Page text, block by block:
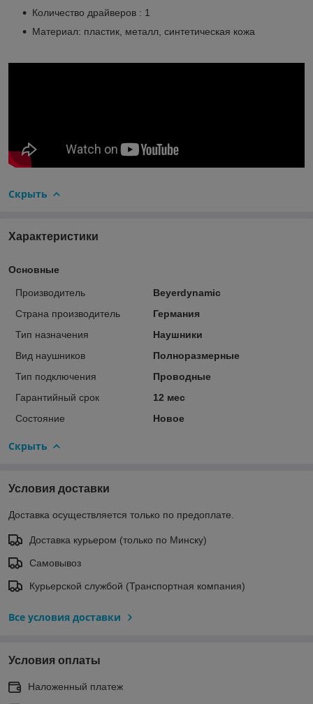
Количество драйверов : 1
Материал: пластик, металл, синтетическая кожа
Скрыть
Характеристики
Основные
Производитель
Beyerdynamic
Страна производитель
Германия
Тип назначения
Наушники
Вид наушников
Полноразмерные
Тип подключения
Проводные
Гарантийный срок
12 мес
Состояние
Новое
Скрыть
Условия доставки
Доставка осуществляется только по предоплате.
Доставка курьером (только по Минску)
Самовывоз
Курьерской службой (Транспортная компания)
Все условия доставки
Условия оплаты
Наложенный платеж